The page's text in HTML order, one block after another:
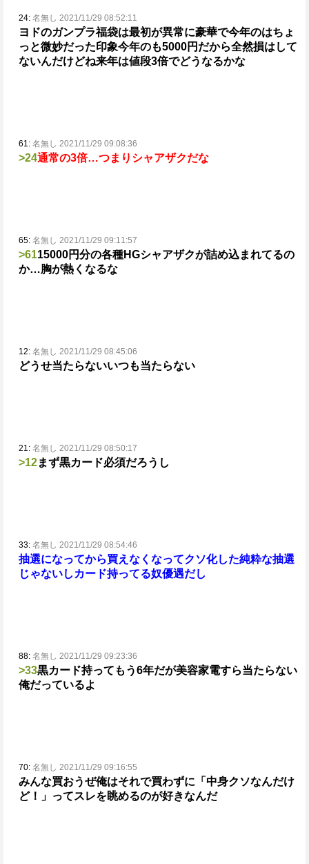
24: 名無し 2021/11/29 08:52:11
ヨドのガンプラ福袋は最初が異常に豪華で今年のはちょ
っと微妙だった印象今年のも5000円だから全然損はして
ないんだけどね来年は値段3倍でどうなるかな
61: 名無し 2021/11/29 09:08:36
>24通常の3倍…つまりシャアザクだな
65: 名無し 2021/11/29 09:11:57
>6115000円分の各種HGシャアザクが詰め込まれてるの
か…胸が熱くなるな
12: 名無し 2021/11/29 08:45:06
どうせ当たらないいつも当たらない
21: 名無し 2021/11/29 08:50:17
>12まず黒カード必須だろうし
33: 名無し 2021/11/29 08:54:46
抽選になってから買えなくなってクソ化した純粋な抽選
じゃないしカード持ってる奴優遇だし
88: 名無し 2021/11/29 09:23:36
>33黒カード持ってもう6年だが美容家電すら当たらない
俺だっているよ
70: 名無し 2021/11/29 09:16:55
みんな買おうぜ俺はそれで買わずに「中身クソなんだけ
ど！」ってスレを眺めるのが好きなんだ